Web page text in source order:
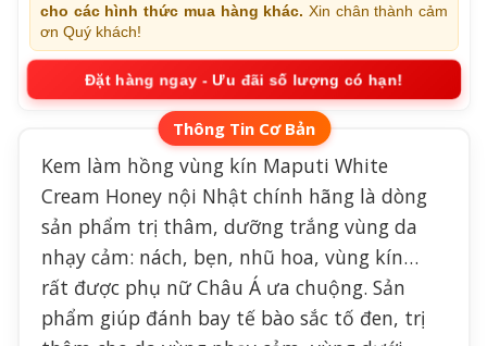
cho các hình thức mua hàng khác. Xin chân thành cảm
ơn Quý khách!
Đặt hàng ngay - Ưu đãi số lượng có hạn!
Kem làm hồng vùng kín Maputi White
Cream Honey nội Nhật chính hãng là dòng
sản phẩm trị thâm, dưỡng trắng vùng da
nhạy cảm: nách, bẹn, nhũ hoa, vùng kín…
rất được phụ nữ Châu Á ưa chuộng. Sản
phẩm giúp đánh bay tế bào sắc tố đen, trị